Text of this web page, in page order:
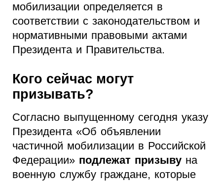
мобилизации определяется в
соответствии с законодательством и
нормативными правовыми актами
Президента и Правительства.
Кого сейчас могут
призывать?
Согласно выпущенному сегодня указу
Президента «Об объявлении
частичной мобилизации в Российской
Федерации» подлежат призыву на
военную службу граждане, которые